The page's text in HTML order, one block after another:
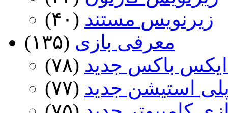
زیرنویس مستند (۴۰)
معرفی بازی (۱۳۵)
ایکس باکس جدید (۷۸)
استیشن جدید (۷۷)